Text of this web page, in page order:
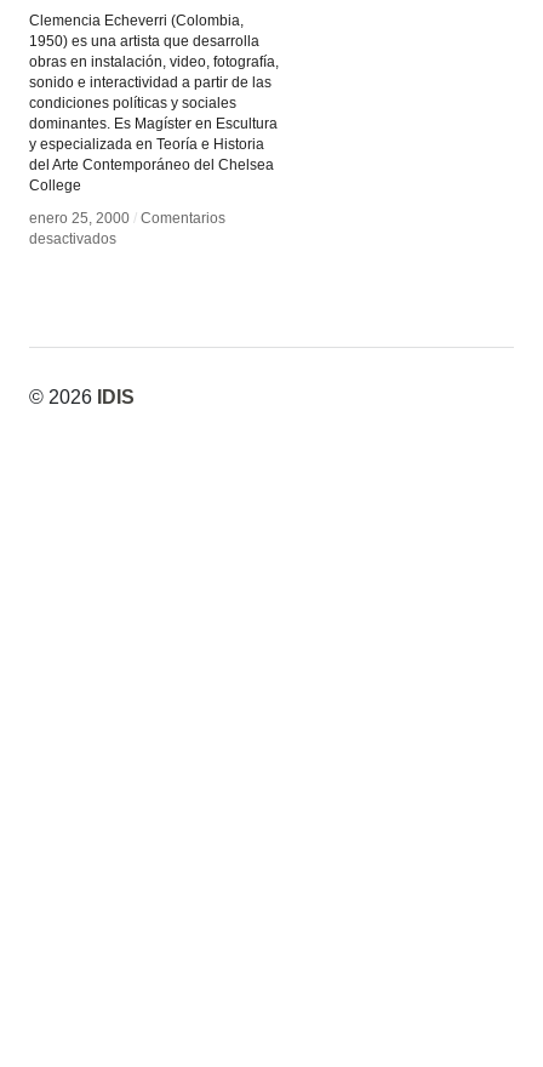
Clemencia Echeverri (Colombia,
1950) es una artista que desarrolla
obras en instalación, video, fotografía,
sonido e interactividad a partir de las
condiciones políticas y sociales
dominantes. Es Magíster en Escultura
y especializada en Teoría e Historia
del Arte Contemporáneo del Chelsea
College
enero 25, 2000 / Comentarios
desactivadosen
enero 25, 2000 / Comentarios
desactivadosen
© 2026 IDIS